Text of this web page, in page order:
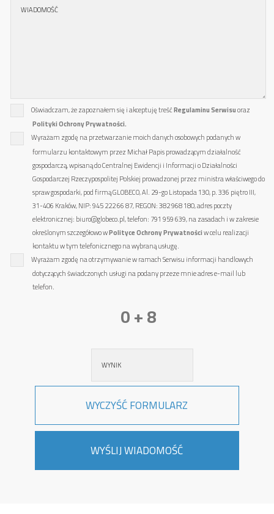
Oświadczam, że zapoznałem się i akceptuję treśćRegulaminu Serwisuoraz
Polityki Ochrony Prywatności.
Wyrażam zgodę na przetwarzanie moich danych osobowych podanych w
formularzu kontaktowym przez Michał Papis prowadzącym działalność
gospodarczą, wpisaną do Centralnej Ewidencji i Informacji o Działalności
Gospodarczej Rzeczypospolitej Polskiej prowadzonej przez ministra właściwego do
spraw gospodarki, pod firmą GLOBECO, Al. 29-go Listopada 130, p. 336 piętro III,
31-406 Kraków, NIP: 945 222 66 87, REGON: 382 968 180, adres poczty
elektronicznej: biuro@globeco.pl, telefon: 791 959 639, na zasadach i w zakresie
określonym szczegółowo wPolityce Ochrony Prywatnościw celu realizacji
kontaktu w tym telefonicznego na wybraną usługę.
Wyrażam zgodę na otrzymywanie w ramach Serwisu informacji handlowych
dotyczących świadczonych usługi na podany przeze mnie adres e-mail lub
telefon.
0 + 8